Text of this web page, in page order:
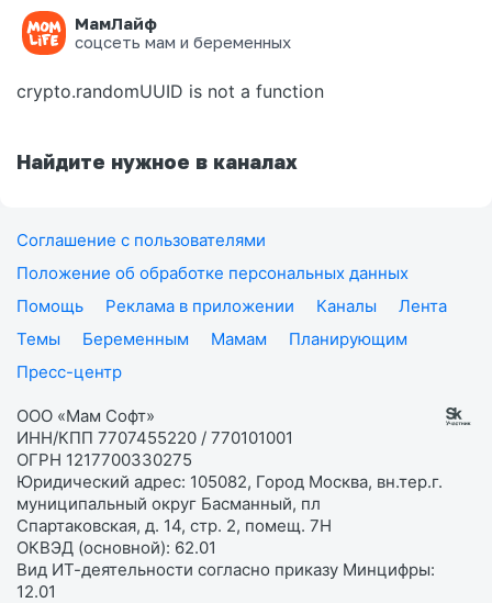
МамЛайф
соцсеть мам и беременных
Ошибка на странице
crypto.randomUUID is not a function
Найдите нужное в каналах
Соглашение с пользователями
Положение об обработке персональных данных
Помощь
Реклама в приложении Каналы
Лента
Темы
Беременным Мамам
Планирующим
Пресс-центр
ООО «Мам Софт»
ИНН/КПП 7707455220 / 770101001
ОГРН 1217700330275
Юридический адрес: 105082, Город Москва, вн.тер.г.
муниципальный округ Басманный, пл
Спартаковская, д. 14, стр. 2, помещ. 7Н
ОКВЭД (основной): 62.01
Вид ИТ-деятельности согласно приказу Минцифры:
12.01